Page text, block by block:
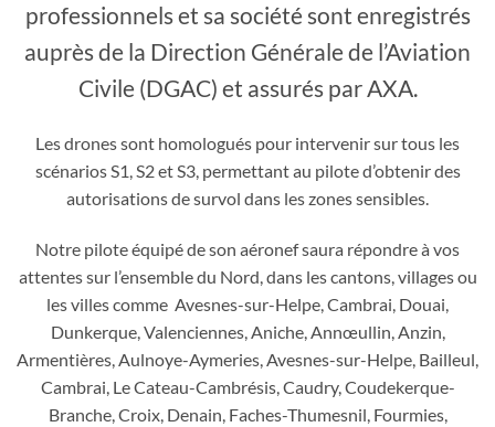
professionnels et sa société sont enregistrés
auprès de la Direction Générale de l’Aviation
Civile (DGAC) et assurés par AXA.
Les drones sont homologués pour intervenir sur tous les
scénarios S1, S2 et S3, permettant au pilote d’obtenir des
autorisations de survol dans les zones sensibles.
Notre pilote équipé de son aéronef saura répondre à vos
attentes sur l’ensemble du Nord, dans les cantons, villages ou
les villes comme Avesnes-sur-Helpe, Cambrai, Douai,
Dunkerque, Valenciennes, Aniche, Annœullin, Anzin,
Armentières, Aulnoye-Aymeries, Avesnes-sur-Helpe, Bailleul,
Cambrai, Le Cateau-Cambrésis, Caudry, Coudekerque-
Branche, Croix, Denain, Faches-Thumesnil, Fourmies,